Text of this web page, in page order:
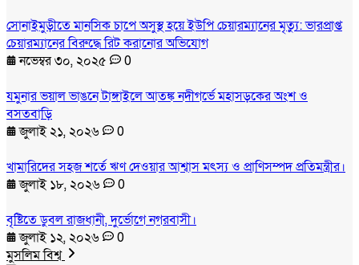
সোনাইমুড়ীতে মানসিক চাপে অসুস্থ হয়ে ইউপি চেয়ারম্যানের মৃত্যু: ভারপ্রাপ্ত
চেয়ারম্যানের বিরুদ্ধে রিট করানোর অভিযোগ
নভেম্বর ৩০, ২০২৫
0
যমুনার ভয়াল ভাঙনে টাঙ্গাইলে আতঙ্ক নদীগর্ভে মহাসড়কের অংশ ও
বসতবাড়ি
জুলাই ২১, ২০২৬
0
খামারিদের সহজ শর্তে ঋণ দেওয়ার আশ্বাস মৎস্য ও প্রাণিসম্পদ প্রতিমন্ত্রীর।
জুলাই ১৮, ২০২৬
0
বৃষ্টিতে ডুবল রাজধানী, দুর্ভোগে নগরবাসী।
জুলাই ১২, ২০২৬
0
মুসলিম বিশ্ব